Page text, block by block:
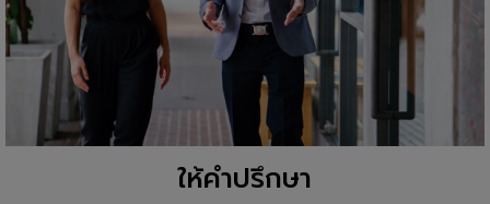
ให้คำปรึกษา